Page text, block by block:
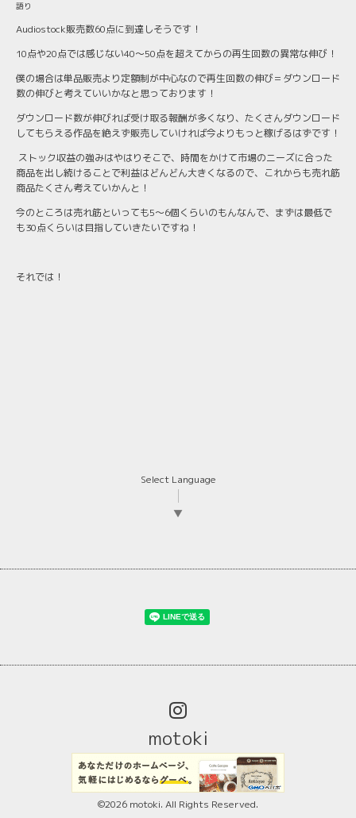
語り
Audiostock販売数60点に到達しそうです！
10点や20点では感じない40〜50点を超えてからの再生回数の異常な伸び！
僕の場合は単品販売より定額制が中心なので再生回数の伸び＝ダウンロード
数の伸びと考えていいかなと思っております！
ダウンロード数が伸びれば受け取る報酬が多くなり、たくさんダウンロード
してもらえる作品を絶えず販売していければ今よりもっと稼げるはずです！
ストック収益の強みはやはりそこで、時間をかけて市場のニーズに合った
商品を出し続けることで利益はどんどん大きくなるので、これからも売れ筋
商品たくさん考えていかんと！
今のところは売れ筋といっても5〜6個くらいのもんなんで、まずは最低で
も30点くらいは目指していきたいですね！
それでは！
Select Language
▼
motoki
©2026 motoki. All Rights Reserved.